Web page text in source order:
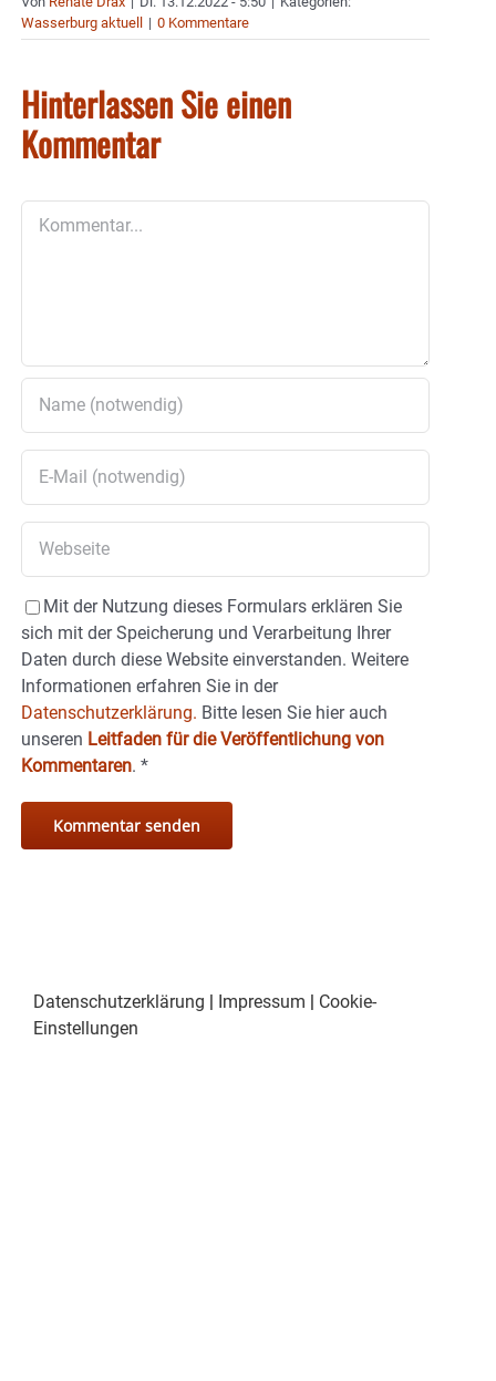
Wasserburg aktuell
| 0 Kommentare
Hinterlassen Sie einen
Kommentar
Mit der Nutzung dieses Formulars erklären Sie
sich mit der Speicherung und Verarbeitung Ihrer
Daten durch diese Website einverstanden. Weitere
Informationen erfahren Sie in der
Datenschutzerklärung. Bitte lesen Sie hier auch
unseren Leitfaden für die Veröffentlichung von
Kommentaren. *
Datenschutzerklärung | Impressum | Cookie-
Einstellungen